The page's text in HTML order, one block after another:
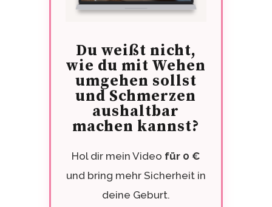
Du weißt nicht,
wie du mit Wehen
umgehen sollst
und Schmerzen
aushaltbar
machen kannst?
Hol dir mein Video für 0 €
und bring mehr Sicherheit in
deine Geburt.